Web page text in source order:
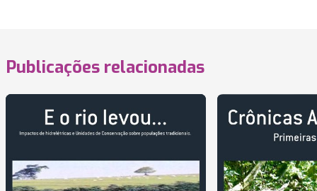
Publicações relacionadas